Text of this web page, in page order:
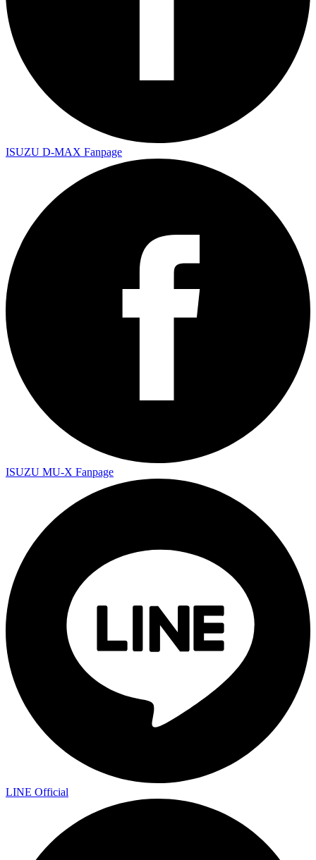
ISUZU D-MAX Fanpage
ISUZU MU-X Fanpage
LINE Official